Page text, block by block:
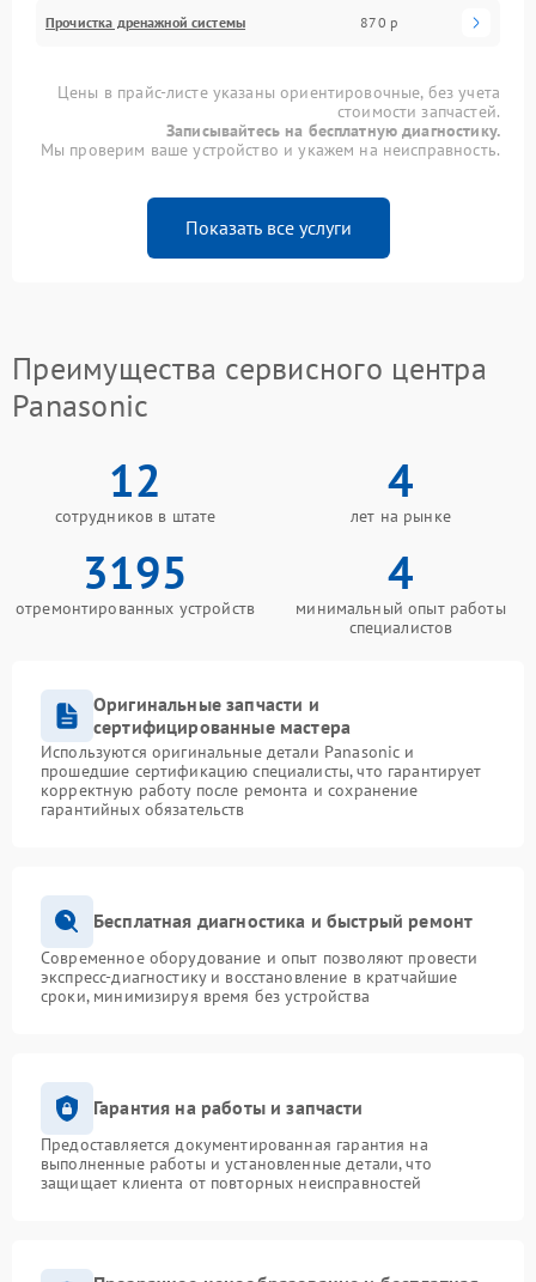
Прочистка дренажной системы 870 р
Цены в прайс-листе указаны ориентировочные, без учета
стоимости запчастей.
Записывайтесь на бесплатную диагностику.
Мы проверим ваше устройство и укажем на неисправность.
Показать все услуги
Преимущества сервисного центра
Panasonic
12
сотрудников в штате
4
лет на рынке
3195
отремонтированных устройств
4
минимальный опыт работы
специалистов
Оригинальные запчасти и
сертифицированные мастера
Используются оригинальные детали Panasonic и
прошедшие сертификацию специалисты, что гарантирует
корректную работу после ремонта и сохранение
гарантийных обязательств
Бесплатная диагностика и быстрый ремонт
Современное оборудование и опыт позволяют провести
экспресс-диагностику и восстановление в кратчайшие
сроки, минимизируя время без устройства
Гарантия на работы и запчасти
Предоставляется документированная гарантия на
выполненные работы и установленные детали, что
защищает клиента от повторных неисправностей